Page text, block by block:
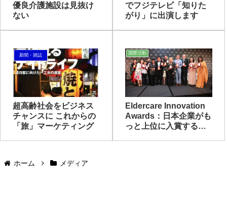
優良介護施設は見抜け
ない
でフジテレビ「知りた
がり」に出演します
新聞・雑誌
超高齢社会をビジネス
チャンスに これからの
「旅」マーケティング
国際活動
Eldercare Innovation
Awards：日本企業がも
っと上位に入賞するに
ホーム メディア